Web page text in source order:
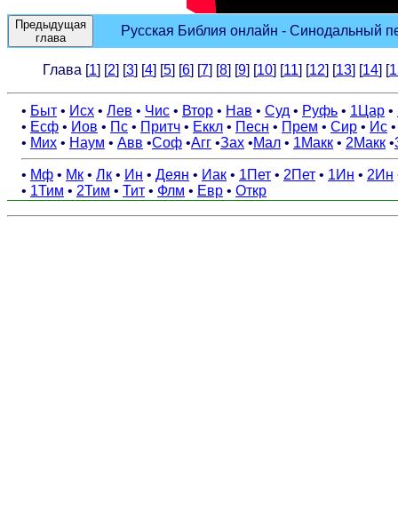
Предыдущая
глава
Русская Библия онлайн - Синодальный
Глава [1] [2] [3] [4] [5] [6] [7] [8] [9] [10] [11] [12] [13] [14] [
• Быт • Исх • Лев • Чис • Втор • Нав • Суд • Руфь • 1Цар •
• Есф • Иов • Пс • Притч • Еккл • Песн • Прем • Сир • Ис
• Мих • Наум • Авв •Соф •Агг •Зах •Мал • 1Макк • 2Макк •
• Мф • Мк • Лк • Ин • Деян • Иак • 1Пет • 2Пет • 1Ин • 2Ин
• 1Тим • 2Тим • Тит • Флм • Евр • Откр